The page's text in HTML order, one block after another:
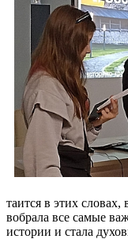
таится в этих
вобрала все самые
истории и стала